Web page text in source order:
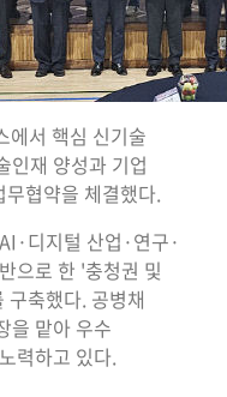
에서 핵심 신기술
인재 양성과 기업
협약을 체결했다.
디지털 산업·연구·
으로 한 '충청권 및
축했다. 공병채
을 맡아 우수
력하고 있다.